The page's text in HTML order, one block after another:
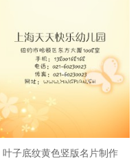
叶子底纹黄色竖版名片制作